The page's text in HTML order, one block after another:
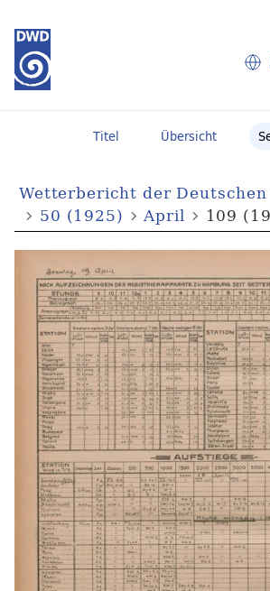
Titel Übersicht
Wetterbericht der
50 (1925)
April 109